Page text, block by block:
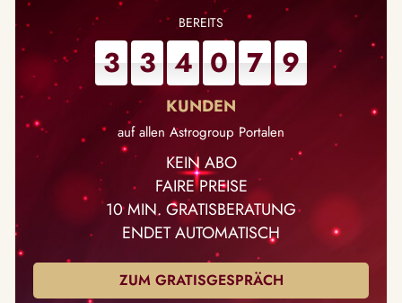
3 3 4 0 7 9
auf allen Astrogroup Portalen
KEIN ABO
FAIRE PREISE
10 MIN. GRATISBERATUNG
ENDET AUTOMATISCH
ZUM GRATISGESPRÄCH